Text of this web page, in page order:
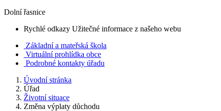
Dolní řasnice
Rychlé odkazy Užitečné informace z našeho webu
Základní a mateřská škola
Virtuální prohlídka obce
Podrobné kontakty úřadu
Úvodní stránka
Úřad
Životní situace
Změna výplaty důchodu